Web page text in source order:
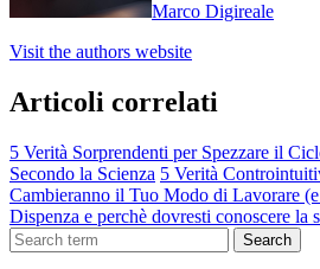
Marco Digireale
Visit the authors website
Articoli correlati
5 Verità Sorprendenti per Spezzare il
Secondo la Scienza 5 Verità
Cambieranno il Tuo Modo di Lavorare
Dispenza e perchè dovresti conoscere la
Search